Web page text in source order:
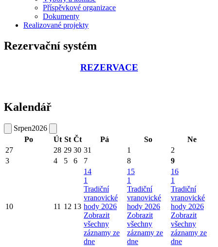
Příspěvkové organizace
Dokumenty
Realizované projekty
Rezervační systém
REZERVACE
Kalendář
Srpen2026
Po
Út St Čt Pá So
Ne
27
28 29 30 31 1
2
3
4 5 6 7 8 9
10 11 12 13
14
1
Tradiční
vranovické
hody 2026
Zobrazit
všechny
záznamy ze
dne
15
1
Tradiční
vranovické
hody 2026
Zobrazit
všechny
záznamy ze
dne
16
1
Tradiční
vranovické
hody 2026
Zobrazit
všechny
záznamy ze
dne